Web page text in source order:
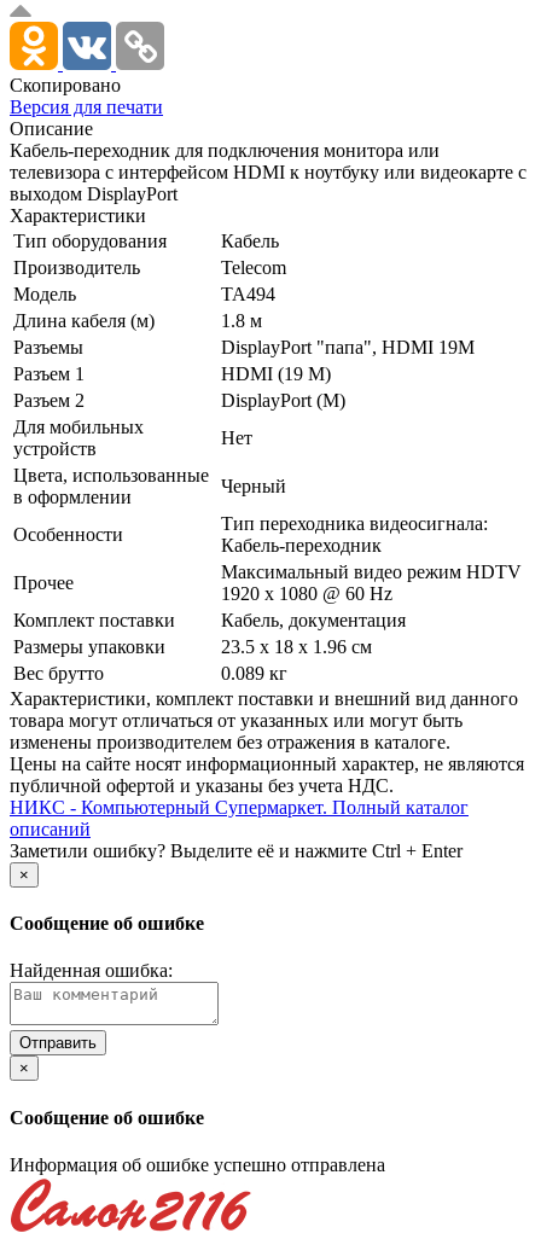
Скопировано
Версия для печати
Описание
Кабель-переходник для подключения монитора или
телевизора с интерфейсом HDMI к ноутбуку или видеокарте с
выходом DisplayPort
Характеристики
Тип оборудования
Кабель
Производитель
Telecom
Модель
TA494
Длина кабеля (м)
1.8 м
Разъемы
DisplayPort "папа", HDMI 19M
Разъем 1
HDMI (19 M)
Разъем 2
DisplayPort (M)
Для мобильных
устройств
Нет
Цвета, использованные
в оформлении
Черный
Особенности
Тип переходника видеосигнала:
Кабель-переходник
Прочее
Максимальный видео режим HDTV
1920 x 1080 @ 60 Hz
Комплект поставки
Кабель, документация
Размеры упаковки
23.5 x 18 x 1.96 см
Вес брутто
0.089 кг
Xарактеристики, комплект поставки и внешний вид данного
товара могут отличаться от указанных или могут быть
изменены производителем без отражения в каталоге.
Цены на сайте носят информационный характер, не являются
публичной офертой и указаны без учета НДС.
НИКС - Компьютерный Cупермаркет. Полный каталог
описаний
Заметили ошибку? Выделите её и нажмите Ctrl + Enter
×
Сообщение об ошибке
Найденная ошибка:
×
Сообщение об ошибке
Информация об ошибке успешно отправлена